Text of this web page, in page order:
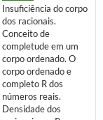
Insuficiência do corpo
dos racionais.
Conceito de
completude em um
corpo ordenado. O
corpo ordenado e
completo R dos
números reais.
Densidade dos